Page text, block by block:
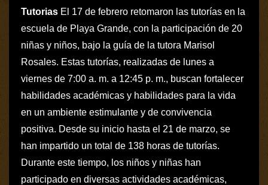
Tutorias El 17 de febrero retomaron las tutorías en la
escuela de Playa Grande, con la participación de 20
niñas y niños, bajo la guía de la tutora Marisol
Rosales. Estas tutorías, realizadas de lunes a
viernes de 7:00 a. m. a 12:45 p. m., buscan fortalecer
habilidades académicas y habilidades para la vida
en un ambiente estimulante y de convivencia
positiva. Desde su inicio hasta el 21 de marzo, se
han impartido un total de 138 horas de tutorías.
Durante este tiempo, los niños y niñas han
participado en diversas actividades académicas,